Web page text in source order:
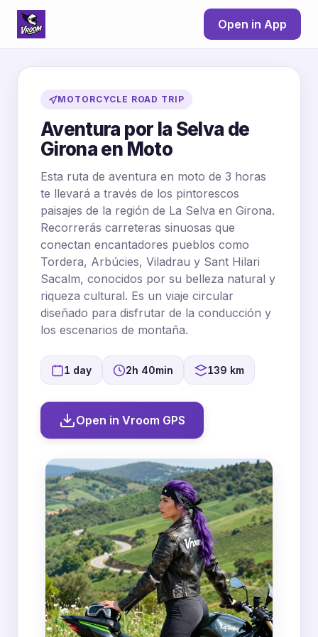
Open in App
MOTORCYCLE ROAD TRIP
Aventura por la Selva de
Girona en Moto
Esta ruta de aventura en moto de 3 horas
te llevará a través de los pintorescos
paisajes de la región de La Selva en Girona.
Recorrerás carreteras sinuosas que
conectan encantadores pueblos como
Tordera, Arbúcies, Viladrau y Sant Hilari
Sacalm, conocidos por su belleza natural y
riqueza cultural. Es un viaje circular
diseñado para disfrutar de la conducción y
los escenarios de montaña.
1 day 2h 40min 139 km
Open in Vroom GPS